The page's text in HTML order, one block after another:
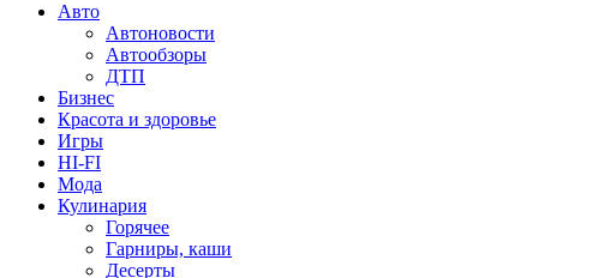
Авто
Автоновости
Автообзоры
ДТП
Бизнес
Красота и здоровье
Игры
HI-FI
Мода
Кулинария
Горячее
Гарниры, каши
Десерты